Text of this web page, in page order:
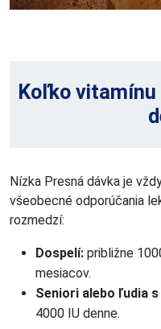
Koľko
Nízka Presná dávka je
všeobecné odporúčania
rozmedzí:
Dospelí: približne
mesiacov.
Seniori alebo ľudia
4000 IU denne.